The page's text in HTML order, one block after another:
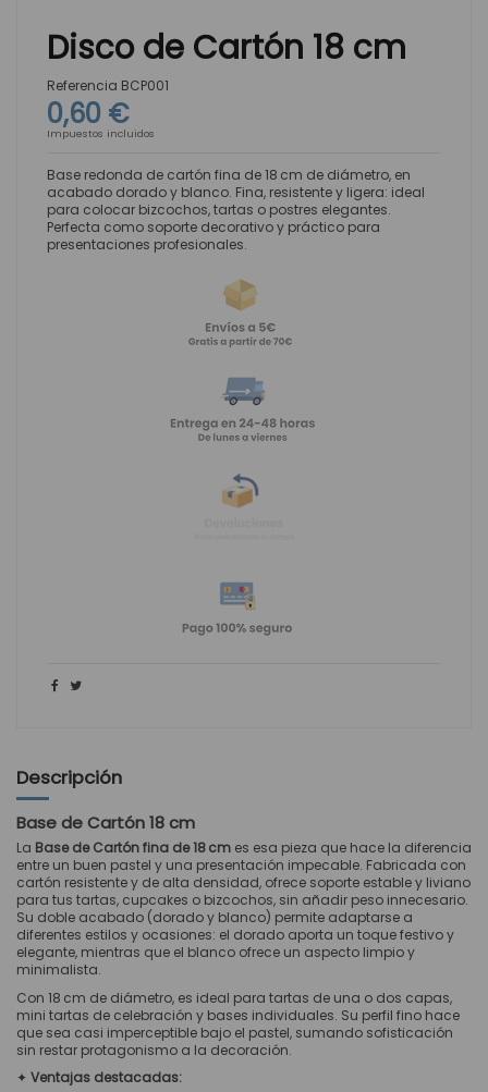
Disco de Cartón 18 cm
Referencia BCP001
0,60 €
Impuestos incluidos
Base redonda de cartón fina de 18 cm de diámetro, en
acabado dorado y blanco. Fina, resistente y ligera: ideal
para colocar bizcochos, tartas o postres elegantes.
Perfecta como soporte decorativo y práctico para
presentaciones profesionales.
Descripción
Base de Cartón 18 cm
La Base de Cartón fina de 18 cm es esa pieza que hace la diferencia
entre un buen pastel y una presentación impecable. Fabricada con
cartón resistente y de alta densidad, ofrece soporte estable y liviano
para tus tartas, cupcakes o bizcochos, sin añadir peso innecesario.
Su doble acabado (dorado y blanco) permite adaptarse a
diferentes estilos y ocasiones: el dorado aporta un toque festivo y
elegante, mientras que el blanco ofrece un aspecto limpio y
minimalista.
Con 18 cm de diámetro, es ideal para tartas de una o dos capas,
mini tartas de celebración y bases individuales. Su perfil fino hace
que sea casi imperceptible bajo el pastel, sumando sofisticación
sin restar protagonismo a la decoración.
✦ Ventajas destacadas: